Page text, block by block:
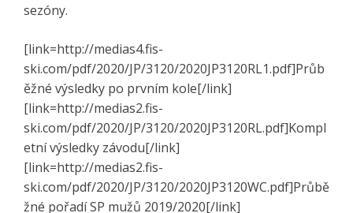
sezóny.
[link=http://medias4.fis-
ski.com/pdf/2020/JP/3120/2020JP3120RL1.pdf]Průb
ěžné výsledky po prvním kole[/link]
[link=http://medias2.fis-
ski.com/pdf/2020/JP/3120/2020JP3120RL.pdf]Kompl
etní výsledky závodu[/link]
[link=http://medias2.fis-
ski.com/pdf/2020/JP/3120/2020JP3120WC.pdf]Průbě
žné pořadí SP mužů 2019/2020[/link]